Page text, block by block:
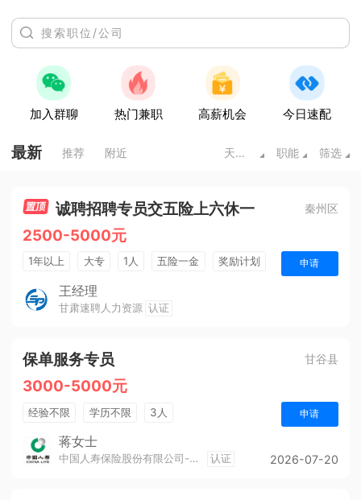
加入群聊 热门兼职 高薪机会 今日速配
最新 推荐 附近 天水甘肃 职能 筛选
诚聘招聘专员交五险上六休一 秦州区
2500-5000元
1年以上 大专 1人 五险一金
奖励计划
销售奖金
申请
王经理
甘肃速聘人力资源 认证
保单服务专员 甘谷县
3000-5000元
经验不限 学历不限 3人 申请
蒋女士
中国人寿保险股份有限公司-甘谷支公司 认证 2026-07-20